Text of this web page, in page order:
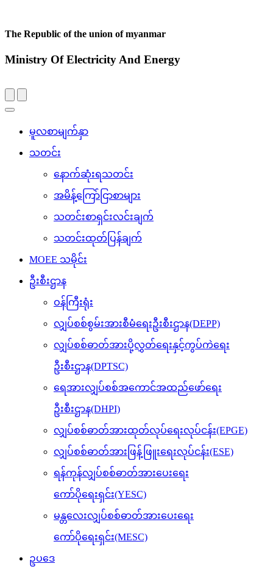
The Republic of the union of myanmar
Ministry Of Electricity And Energy
Toggle
မူလစာမျက်နှာ
သတင်း
နောက်ဆုံးရသတင်း
အမိန့်ကြော်ငြာစာများ
သတင်းစာရှင်းလင်းချက်
သတင်းထုတ်ပြန်ချက်
MOEE သမိုင်း
ဦးစီးဌာန
ဝန်ကြီးရုံး
လျှပ်စစ်စွမ်းအားစီမံရေးဦးစီးဌာန(DEPP)
လျှပ်စစ်ဓာတ်အားပို့လွှတ်ရေးနှင့်ကွပ်ကဲရေး
ဦးစီးဌာန(DPTSC)
ရေအားလျှပ်စစ်အကောင်အထည်ဖော်ရေး
ဦးစီးဌာန(DHPI)
လျှပ်စစ်ဓာတ်အားထုတ်လုပ်ရေးလုပ်ငန်း(EPGE)
လျှပ်စစ်ဓာတ်အားဖြန့်ဖြူးရေးလုပ်ငန်း(ESE)
ရန်ကုန်လျှပ်စစ်ဓာတ်အားပေးရေး
ကော်ပိုရေးရှင်း(YESC)
မန္တလေးလျှပ်စစ်ဓာတ်အားပေးရေး
ကော်ပိုရေးရှင်း(MESC)
ဥပဒေ